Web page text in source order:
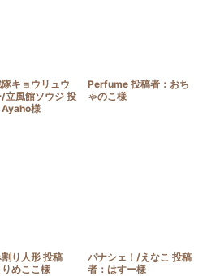
キョウリュウ
/立風館ソウジ 投
様
Perfume 投稿者：おち
ゃのこ様
割り人形 投稿
めここ様
パナシェ！/えなこ 投稿
者：はすー様